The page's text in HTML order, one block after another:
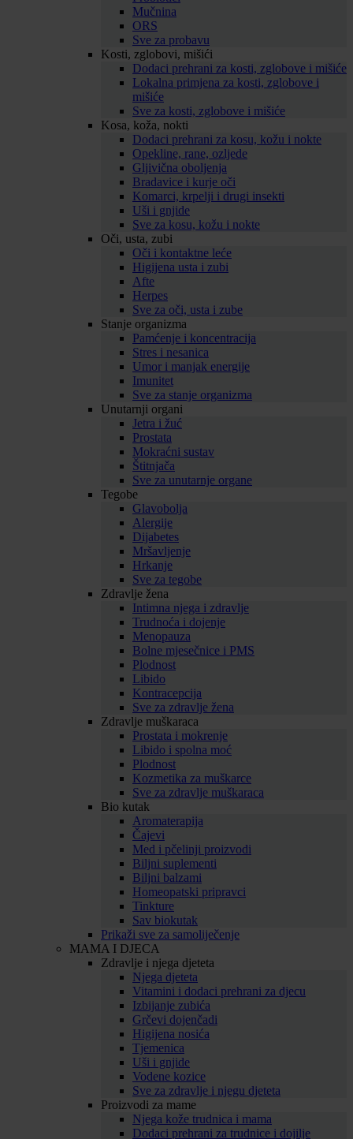
Mučnina
ORS
Sve za probavu
Kosti, zglobovi, mišići
Dodaci prehrani za kosti, zglobove i mišiće
Lokalna primjena za kosti, zglobove i
mišiće
Sve za kosti, zglobove i mišiće
Kosa, koža, nokti
Dodaci prehrani za kosu, kožu i nokte
Opekline, rane, ozljede
Gljivična oboljenja
Bradavice i kurje oči
Komarci, krpelji i drugi insekti
Uši i gnjide
Sve za kosu, kožu i nokte
Oči, usta, zubi
Oči i kontaktne leće
Higijena usta i zubi
Afte
Herpes
Sve za oči, usta i zube
Stanje organizma
Pamćenje i koncentracija
Stres i nesanica
Umor i manjak energije
Imunitet
Sve za stanje organizma
Unutarnji organi
Jetra i žuć
Prostata
Mokraćni sustav
Štitnjača
Sve za unutarnje organe
Tegobe
Glavobolja
Alergije
Dijabetes
Mršavljenje
Hrkanje
Sve za tegobe
Zdravlje žena
Intimna njega i zdravlje
Trudnoća i dojenje
Menopauza
Bolne mjesečnice i PMS
Plodnost
Libido
Kontracepcija
Sve za zdravlje žena
Zdravlje muškaraca
Prostata i mokrenje
Libido i spolna moć
Plodnost
Kozmetika za muškarce
Sve za zdravlje muškaraca
Bio kutak
Aromaterapija
Čajevi
Med i pčelinji proizvodi
Biljni suplementi
Biljni balzami
Homeopatski pripravci
Tinkture
Sav biokutak
Prikaži sve za samoliječenje
MAMA I DJECA
Zdravlje i njega djeteta
Njega djeteta
Vitamini i dodaci prehrani za djecu
Izbijanje zubića
Grčevi dojenčadi
Higijena nosića
Tjemenica
Uši i gnjide
Vodene kozice
Sve za zdravlje i njegu djeteta
Proizvodi za mame
Njega kože trudnica i mama
Dodaci prehrani za trudnice i dojilje